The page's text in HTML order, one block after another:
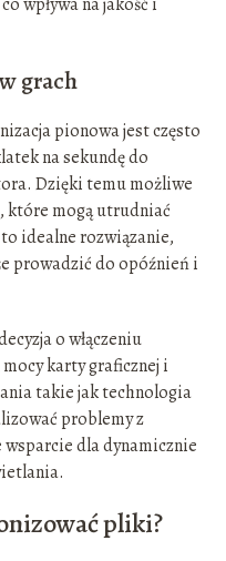
grach
pionowa jest często
na sekundę do
Dzięki temu możliwe
które mogą utrudniać
idealne rozwiązanie,
prowadzić do opóźnień i
o włączeniu
karty graficznej i
takie jak technologia
problemy z
wsparcie dla dynamicznie
pliki?